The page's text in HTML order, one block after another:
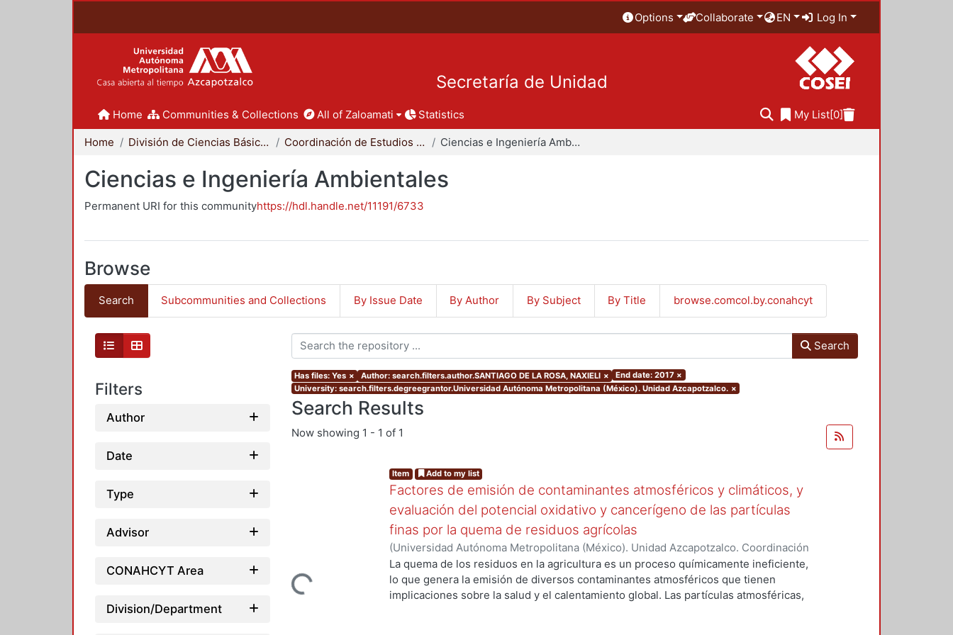
Options Collaborate EN Log In
Secretaría de Unidad
Home Communities & Collections All of Zaloamati Statistics My List[0]
Home División de Ciencias Básicas e Ingeniería Coordinación de Estudios de Posgrado - CBI Ciencias e Ingeniería Ambientales
Ciencias e Ingeniería Ambientales
Permanent URI for this communityhttps://hdl.handle.net/11191/6733
Browse
Search Subcommunities and Collections By Issue Date By Author By Subject By Title browse.comcol.by.conahcyt
Filters
Author
Date
Type
Advisor
CONAHCYT Area
Division/Department
Search
Has files: Yes × Author: search.filters.author.SANTIAGO DE LA ROSA, NAXIELI × End date: 2017 ×
University: search.filters.degreegrantor.Universidad Autónoma Metropolitana (México). Unidad Azcapotzalco. ×
Search Results
Now showing 1 - 1 of 1
Loading...
Item Add to my list
Factores de emisión de contaminantes atmosféricos y climáticos, y
evaluación del potencial oxidativo y cancerígeno de las partículas
finas por la quema de residuos agrícolas
(Universidad Autónoma Metropolitana (México). Unidad Azcapotzalco. Coordinación
de Servicios de Información.,2017)SANTIAGO DE LA ROSA, NAXIELI
La quema de los residuos en la agricultura es un proceso químicamente ineficiente,
lo que genera la emisión de diversos contaminantes atmosféricos que tienen
implicaciones sobre la salud y el calentamiento global. Las partículas atmosféricas,